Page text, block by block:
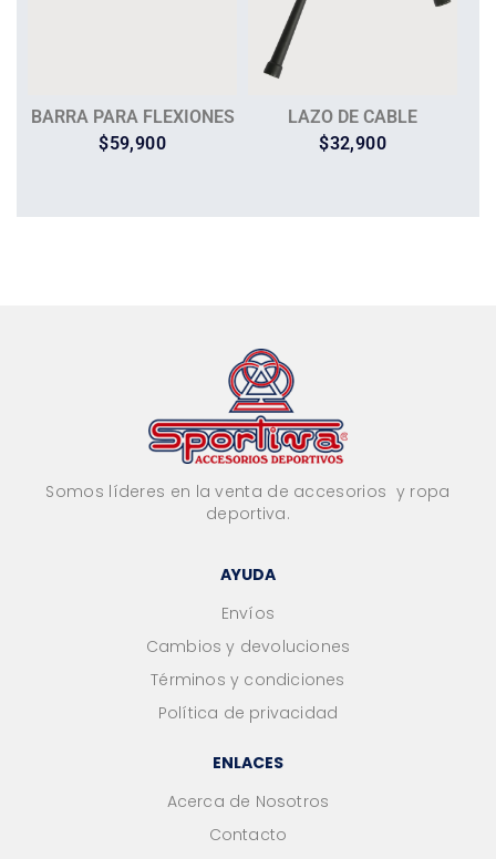
BARRA PARA FLEXIONES
$59,900
LAZO DE CABLE
$32,900
Somos líderes en la venta de accesorios y ropa
deportiva.
AYUDA
Envíos
Cambios y devoluciones
Términos y condiciones
Política de privacidad
ENLACES
Acerca de Nosotros
Contacto